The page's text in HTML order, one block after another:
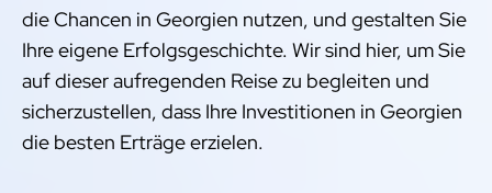
die Chancen in Georgien nutzen, und gestalten Sie
Ihre eigene Erfolgsgeschichte. Wir sind hier, um Sie
auf dieser aufregenden Reise zu begleiten und
sicherzustellen, dass Ihre Investitionen in Georgien
die besten Erträge erzielen.